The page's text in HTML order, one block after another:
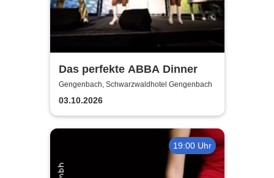
Das perfekte ABBA Dinner
Gengenbach, Schwarzwaldhotel Gengenbach
03.10.2026
19:00 Uhr